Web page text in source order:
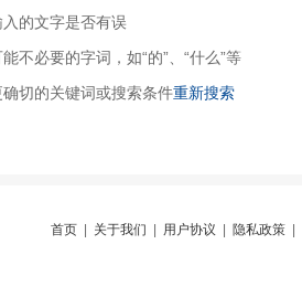
入的文字是否有误
不必要的字词，如“的”、“什么”等
确切的关键词或搜索条件重新搜索
首页 关于我们 用户协议 隐私政策